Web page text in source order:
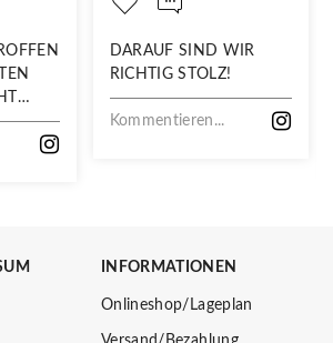
DARAUF SIND WIR
RICHTIG STOLZ!
Kommentieren...
INFORMATIONEN
Onlineshop/Lageplan